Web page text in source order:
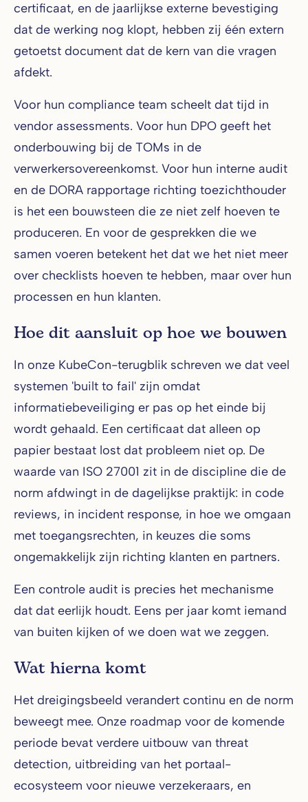
certificaat, en de jaarlijkse externe bevestiging
dat de werking nog klopt, hebben zij één extern
getoetst document dat de kern van die vragen
afdekt.
Voor hun compliance team scheelt dat tijd in
vendor assessments. Voor hun DPO geeft het
onderbouwing bij de TOMs in de
verwerkersovereenkomst. Voor hun interne audit
en de DORA rapportage richting toezichthouder
is het een bouwsteen die ze niet zelf hoeven te
produceren. En voor de gesprekken die we
samen voeren betekent het dat we het niet meer
over checklists hoeven te hebben, maar over hun
processen en hun klanten.
Hoe dit aansluit op hoe we bouwen
In onze KubeCon-terugblik schreven we dat veel
systemen 'built to fail' zijn omdat
informatiebeveiliging er pas op het einde bij
wordt gehaald. Een certificaat dat alleen op
papier bestaat lost dat probleem niet op. De
waarde van ISO 27001 zit in de discipline die de
norm afdwingt in de dagelijkse praktijk: in code
reviews, in incident response, in hoe we omgaan
met toegangsrechten, in keuzes die soms
ongemakkelijk zijn richting klanten en partners.
Een controle audit is precies het mechanisme
dat dat eerlijk houdt. Eens per jaar komt iemand
van buiten kijken of we doen wat we zeggen.
Wat hierna komt
Het dreigingsbeeld verandert continu en de norm
beweegt mee. Onze roadmap voor de komende
periode bevat verdere uitbouw van threat
detection, uitbreiding van het portaal-
ecosysteem voor nieuwe verzekeraars, en